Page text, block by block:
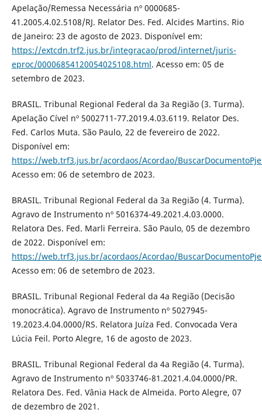
Apelação/Remessa Necessária nº 0000685-
41.2005.4.02.5108/RJ. Relator Des. Fed. Alcides Martins. Rio
de Janeiro: 23 de agosto de 2023. Disponível em:
https://extcdn.trf2.jus.br/integracao/prod/internet/juris-
eproc/00006854120054025108.html. Acesso em: 05 de
setembro de 2023.
BRASIL. Tribunal Regional Federal da 3a Região (3. Turma).
Apelação Cível nº 5002711-77.2019.4.03.6119. Relator Des.
Fed. Carlos Muta. São Paulo, 22 de fevereiro de 2022.
Disponível em:
https://web.trf3.jus.br/acordaos/Acordao/
Acesso em: 06 de setembro de 2023.
BRASIL. Tribunal Regional Federal da 3a Região (4. Turma).
Agravo de Instrumento nº 5016374-49.2021.4.03.0000.
Relatora Des. Fed. Marli Ferreira. São Paulo, 05 de dezembro
de 2022. Disponível em:
https://web.trf3.jus.br/acordaos/Acordao/
Acesso em: 06 de setembro de 2023.
BRASIL. Tribunal Regional Federal da 4a Região (Decisão
monocrática). Agravo de Instrumento nº 5027945-
19.2023.4.04.0000/RS. Relatora Juíza Fed. Convocada Vera
Lúcia Feil. Porto Alegre, 16 de agosto de 2023.
BRASIL. Tribunal Regional Federal da 4a Região (4. Turma).
Agravo de Instrumento nº 5033746-81.2021.4.04.0000/PR.
Relatora Des. Fed. Vânia Hack de Almeida. Porto Alegre, 07
de dezembro de 2021.